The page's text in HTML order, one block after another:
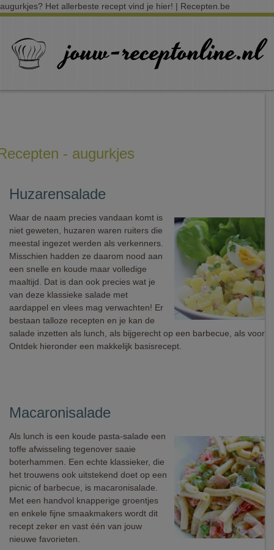
augurkjes? Het allerbeste recept vind je hier! | Recepten.be
- augurkjes
Huzarensalade
Waar de naam precies vandaan komt is
niet geweten, huzaren waren ruiters die
meestal ingezet werden als verkenners.
Misschien hadden ze daarom nood aan
een snelle en koude maar volledige
maaltijd. Dat is dan ook precies wat je
van deze klassieke salade met
aardappel en vlees mag verwachten! Er
bestaan talloze recepten en je kan de
salade inzetten als lunch, als bijgerecht op een barbecue, als
Ontdek hieronder een makkelijk basisrecept.
Macaronisalade
Als lunch is een koude pasta-salade een
toffe afwisseling tegenover saaie
boterhammen. Een echte klassieker, die
het trouwens ook uitstekend doet op een
picnic of barbecue, is macaronisalade.
Met een handvol knapperige groentjes
en enkele fijne smaakmakers wordt dit
recept zeker en vast één van jouw
nieuwe favorieten.